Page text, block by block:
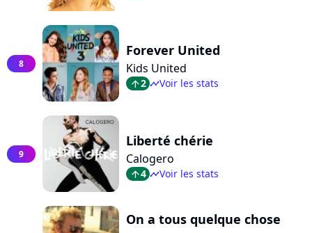
8
Forever United
Kids United
arrow_top2 timelineVoir les stats
9
Liberté chérie
Calogero
arrow_top4 timelineVoir les stats
On a tous quelque chose